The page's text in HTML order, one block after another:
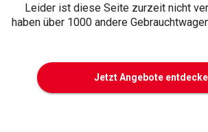
Leider ist diese Seite zurzeit nicht
haben über 1000 andere
Jetzt Angebote